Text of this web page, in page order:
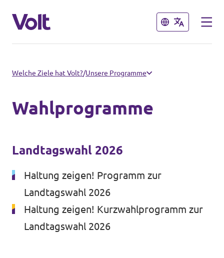
Schließen
Volt in Mecklenburg-Vorpommern
Überblick
Landtagswahl 2026
Termine & Veranstaltungen
Volt in Deutschland
Website
Schließen
Programm
Über Volt
Menschen
Neuigkeiten
Welche Ziele hat Volt?/Unsere Programme
Wahlprogramme
Landtagswahl 2026
Haltung zeigen! Programm zur
Landtagswahl 2026
Haltung zeigen! Kurzwahlprogramm zur
Landtagswahl 2026